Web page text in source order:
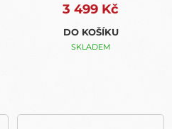
3 499 Kč
DO KOŠÍKU
SKLADEM